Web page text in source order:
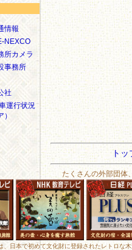
情報
NEXCO
所カメラ
事務所
社
運行状況
トッ
たくさんの外部団体
、日本で初めて文化財に登録されたレトロな